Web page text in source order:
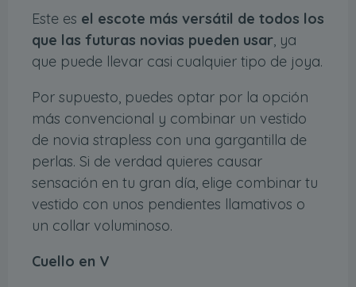
Este es el escote más versátil de todos los
que las futuras novias pueden usar, ya
que puede llevar casi cualquier tipo de joya.
Por supuesto, puedes optar por la opción
más convencional y combinar un vestido
de novia strapless con una gargantilla de
perlas. Si de verdad quieres causar
sensación en tu gran día, elige combinar tu
vestido con unos pendientes llamativos o
un collar voluminoso.
Cuello en V